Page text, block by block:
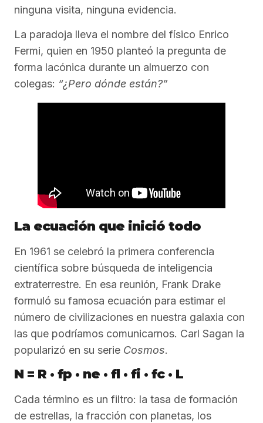
ninguna visita, ninguna evidencia.
La paradoja lleva el nombre del físico Enrico
Fermi, quien en 1950 planteó la pregunta de
forma lacónica durante un almuerzo con
colegas: “¿Pero dónde están?”
La ecuación que inició todo
En 1961 se celebró la primera conferencia
científica sobre búsqueda de inteligencia
extraterrestre. En esa reunión, Frank Drake
formuló su famosa ecuación para estimar el
número de civilizaciones en nuestra galaxia con
las que podríamos comunicarnos. Carl Sagan la
popularizó en su serie Cosmos.
N = R · fp · ne · fl · fi · fc · L
Cada término es un filtro: la tasa de formación
de estrellas, la fracción con planetas, los